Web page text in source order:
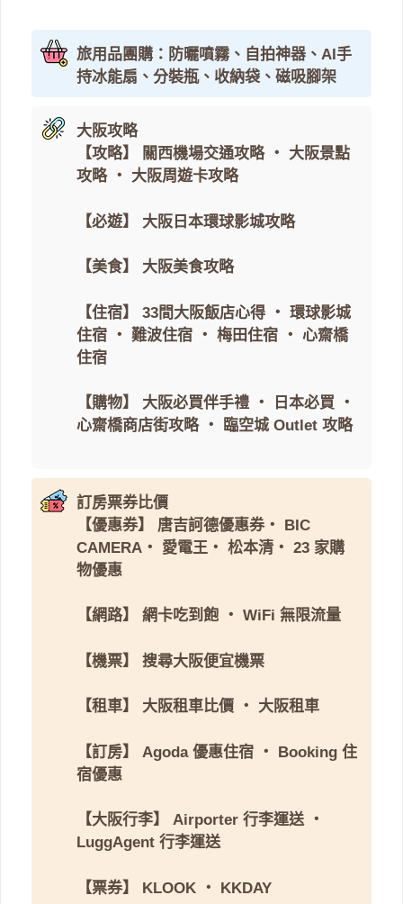
旅用品團購：防曬噴霧、自拍神器、AI手
持冰能扇、分裝瓶、收納袋、磁吸腳架
大阪攻略
【攻略】
關西機場交通攻略・ 大阪景點
攻略・ 大阪周遊卡攻略
【必遊】 大阪日本環球影城攻略
【美食】 大阪美食攻略
【住宿】 33間大阪飯店心得 ・ 環球影城
住宿 ・ 難波住宿 ・ 梅田住宿 ・ 心齋橋
住宿
【購物】 大阪必買伴手禮 ・ 日本必買 ・
心齋橋商店街攻略・ 臨空城 Outlet 攻略
訂房票券比價
【優惠券】
唐吉訶德優惠券・
BIC
CAMERA ・ 愛電王 ・ 松本清 ・ 23 家購
物優惠
【網路】 網卡吃到飽 ・ WiFi 無限流量
【機票】 搜尋大阪便宜機票
【租車】 大阪租車比價 ・ 大阪租車
【訂房】 Agoda 優惠住宿 ・ Booking 住
宿優惠
【大阪行李】 Airporter 行李運送 ・
LuggAgent 行李運送
【票券】 KLOOK ・ KKDAY